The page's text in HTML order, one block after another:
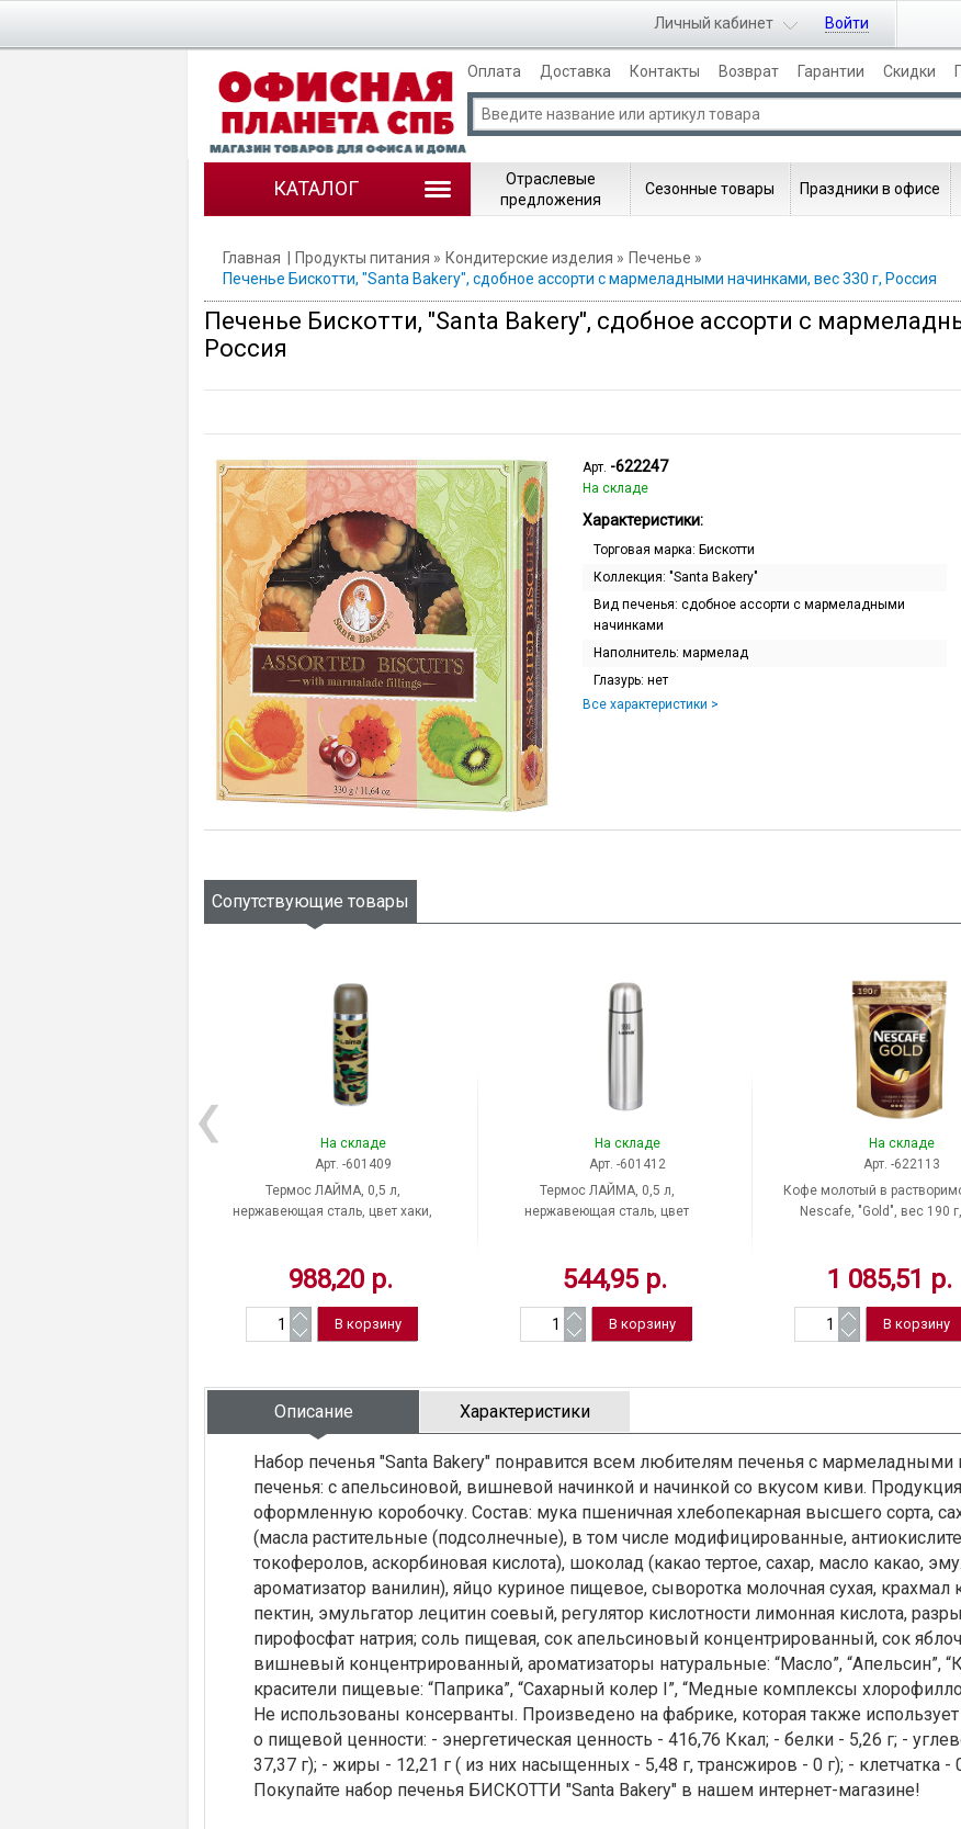
Войти
Личный кабинет
Оплата Доставка Контакты Возврат Гарантии Скидки
КАТАЛОГ
Отраслевые
предложения
Сезонные товары Праздники в офисе
Главная Продукты питания Кондитерские изделия
Печенье
Печенье Бискотти, "Santa Bakery", сдобное ассорти с мармеладными начинками, вес 330 г, Россия
Печенье Бискотти, "Santa Bakery", сдобное ассорти с
Россия
Арт. -622247
На складе
Характеристики:
Торговая марка: Бискотти
Коллекция: "Santa Bakery"
Вид печенья: сдобное ассорти с мармеладными
начинками
Наполнитель: мармелад
Глазурь: нет
Все характеристики >
Сопутствующие товары
На складе
Арт. -601409
Термос ЛАЙМА, 0,5 л,
нержавеющая сталь, цвет хаки,
988,20 р.
На складе
Арт. -601412
Термос ЛАЙМА, 0,5 л,
нержавеющая сталь, цвет
544,95 р.
На складе
Арт. -622113
Кофе молотый в
Nescafe, "Gold", вес 190 г,
1 085,51 р.
Описание Характеристики
Набор печенья "Santa Bakery" понравится всем любителям печенья с
печенья: с апельсиновой, вишневой начинкой и начинкой со вкусом киви.
оформленную коробочку. Состав: мука пшеничная хлебопекарная высшего сорта,
(масла растительные (подсолнечные), в том числе модифицированные,
токоферолов, аскорбиновая кислота), шоколад (какао тертое, сахар, масло какао,
ароматизатор ванилин), яйцо куриное пищевое, сыворотка молочная сухая,
пектин, эмульгатор лецитин соевый, регулятор кислотности лимонная кислота,
пирофосфат натрия; соль пищевая, сок апельсиновый концентрированный, сок
вишневый концентрированный, ароматизаторы натуральные: “Масло”, “Апельсин”,
красители пищевые: “Паприка”, “Сахарный колер I”, “Медные комплексы
Не использованы консерванты. Произведено на фабрике, которая также
о пищевой ценности: - энергетическая ценность - 416,76 Ккал; - белки - 5,26 г; -
37,37 г); - жиры - 12,21 г ( из них насыщенных - 5,48 г, трансжиров - 0 г); - клетчатка -
Покупайте набор печенья БИСКОТТИ "Santa Bakery" в нашем интернет-магазине!